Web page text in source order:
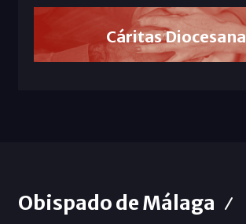
Cáritas Diocesana
Obispado de Málaga